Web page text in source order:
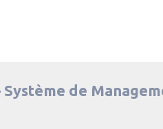
Système de